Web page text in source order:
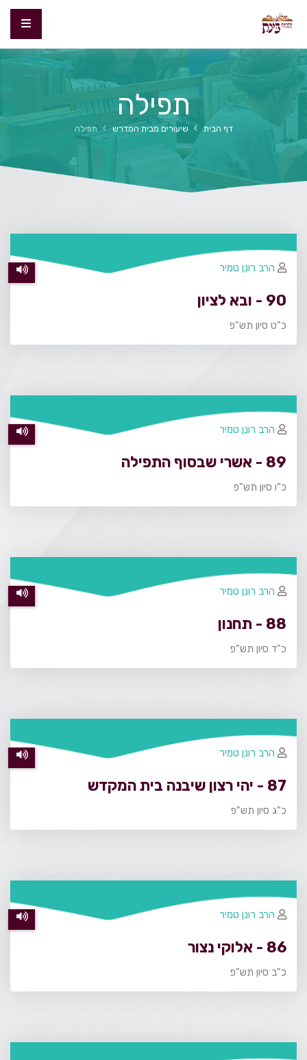
תפילה
דף הבית שיעורים מבית המדרש תפילה
90 - ובא לציון
כ"ט סיון תש"פ
הרב רונן טמיר
89 - אשרי שבסוף התפילה
כ"ו סיון תש"פ
הרב רונן טמיר
88 - תחנון
כ"ד סיון תש"פ
הרב רונן טמיר
87 - יהי רצון שיבנה בית המקדש
כ"ג סיון תש"פ
הרב רונן טמיר
86 - אלוקי נצור
כ"ב סיון תש"פ
הרב רונן טמיר